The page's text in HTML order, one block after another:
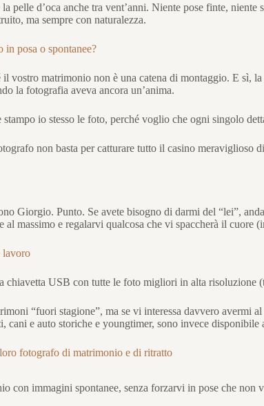
pelle d’oca anche tra vent’anni. Niente pose finte,
ma sempre con naturalezza.
in posa o spontanee?
vostro matrimonio non è una catena di montaggio. E sì,
la fotografia aveva ancora un’anima.
io stesso le foto, perché voglio che ogni singolo
non basta per catturare tutto il casino meraviglioso
Giorgio. Punto. Se avete bisogno di darmi del “lei”,
al massimo e regalarvi qualcosa che vi spaccherà il cuore
lavoro
chiavetta USB con tutte le foto migliori in alta
“fuori stagione”, ma se vi interessa davvero avermi
cani e auto storiche e youngtimer, sono invece disponibile
fotografo di matrimonio e di ritratto
con immagini spontanee, senza forzarvi in pose che non